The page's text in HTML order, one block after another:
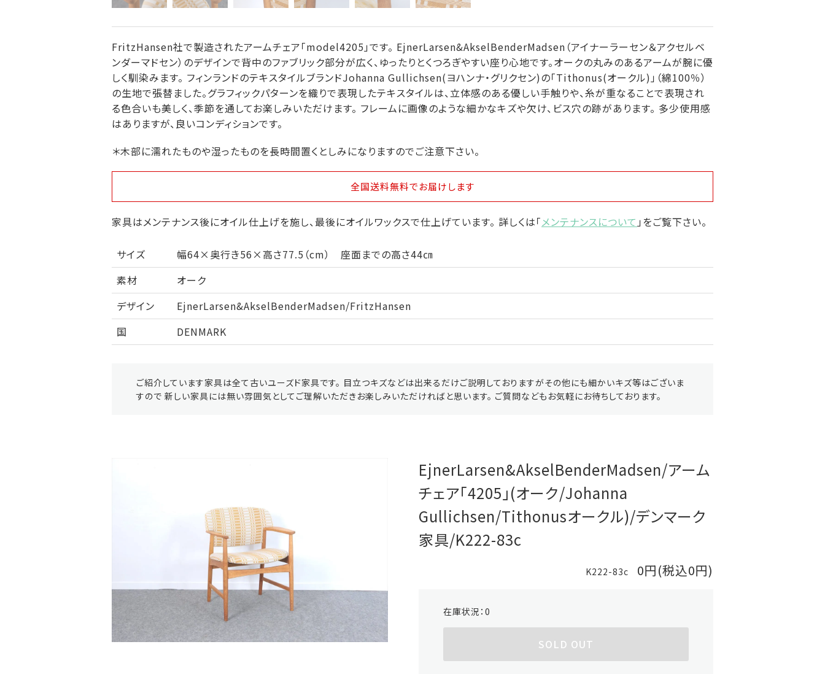
FritzHansen社で製造されたアームチェア「model4205」です。 EjnerLarsen&AkselBenderMadsen（アイナーラーセン＆アクセルベ
ンダーマドセン）のデザインで背中のファブリック部分が広く、ゆったりとくつろぎやすい座り心地です。オークの丸みのあるアームが腕に優
しく馴染みます。 フィンランドのテキスタイルブランドJohanna Gullichsen(ヨハンナ・グリクセン)の「Tithonus(オークル)」（綿100％）
の生地で張替ました。グラフィックパターンを織りで表現したテキスタイルは、立体感のある優しい手触りや、糸が重なることで表現され
る色合いも美しく、季節を通してお楽しみいただけます。 フレームに画像のような細かなキズや欠け、ビス穴の跡があります。 多少使用感
はありますが、良いコンディションです。
＊木部に濡れたものや湿ったものを長時間置くとしみになりますのでご注意下さい。
全国送料無料でお届けします
家具はメンテナンス後にオイル仕上げを施し、最後にオイルワックスで仕上げています。 詳しくは「メンテナンスについて 」をご覧下さい。
サイズ
幅64×奥行き56×高さ77.5（cm） 座面までの高さ44㎝
素材
オーク
デザイン
EjnerLarsen&AkselBenderMadsen/FritzHansen
国
DENMARK
ご紹介しています家具は全て古いユーズド家具です。 目立つキズなどは出来るだけご説明しておりますがその他にも細かいキズ等はございま
すので 新しい家具には無い雰囲気としてご理解いただきお楽しみいただければと思います。 ご質問などもお気軽にお待ちしております。
EjnerLarsen&AkselBenderMadsen/アーム
チェア「4205」(オーク/Johanna
Gullichsen/Tithonusオークル)/デンマーク
家具/K222-83c
K222-83c 0円(税込0円)
在庫状況： 0
SOLD OUT